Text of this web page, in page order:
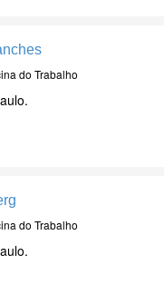
do Trabalho
do Trabalho